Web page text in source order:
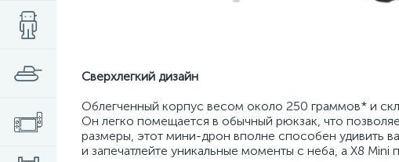
Сверхлегкий дизайн
Облегченный корпус весом около 250 граммов* и
Он легко помещается в обычный рюкзак, что
размеры, этот мини-дрон вполне способен удивить
и запечатлейте уникальные моменты с неба, а X8 Mini